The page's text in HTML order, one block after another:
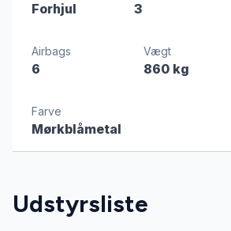
Forhjul 3
Airbags
6
Vægt
860 kg
Farve
Mørkblåmetal
Udstyrsliste